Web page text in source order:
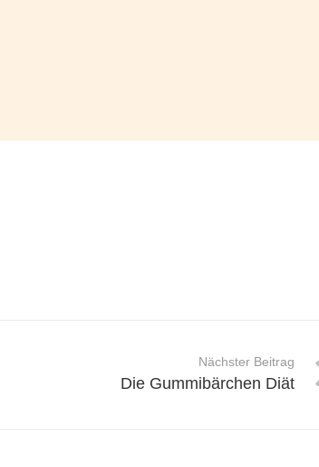
Nächster Beitrag
Die Gummibärchen Diät